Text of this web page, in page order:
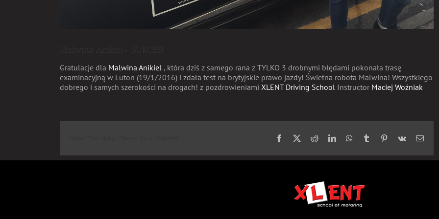
Gratulacje dla Malwina Anikiel , która dziś z samego rana z TYLKO 3 drobnymi błędami pokonała trasę
examinacyjną w Luton (19/1/2016) i zdała test na brytyjskie prawo jazdy! Świetna robota Malwina! Wszystkiego
dobrego i samych szerokości na drogach! z pozdrowieniami XLENT Driving School Instructor Maciej Woźniak
Facebook
X RedditLinkedInWhatsApp
TumblrPinterest
Vk